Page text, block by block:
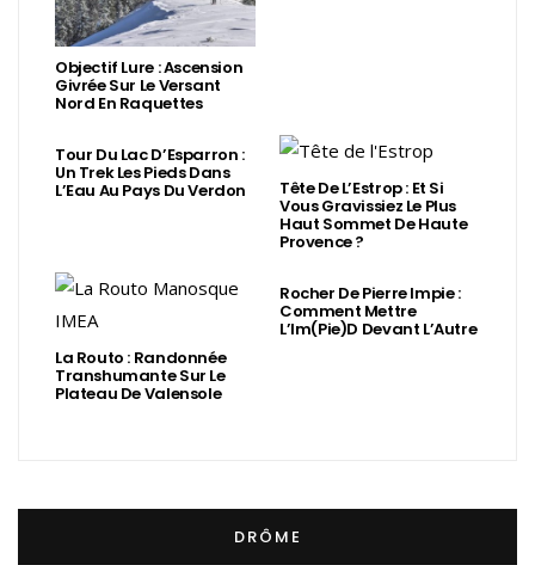
Objectif Lure : Ascension
Givrée Sur Le Versant
Nord En Raquettes
Tour Du Lac D’Esparron :
Un Trek Les Pieds Dans
L’Eau Au Pays Du Verdon Tête De L’Estrop : Et Si
Vous Gravissiez Le Plus
Haut Sommet De Haute
Provence ?
La Routo : Randonnée
Transhumante Sur Le
Plateau De Valensole
Rocher De Pierre Impie :
Comment Mettre
L’Im(Pie)d Devant L’Autre
DRÔME